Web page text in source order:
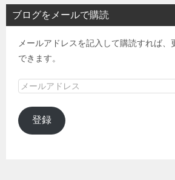
ブログをメールで購読
メールアドレスを記入して購読すれば、
できます。
メ
ル
ア
登録